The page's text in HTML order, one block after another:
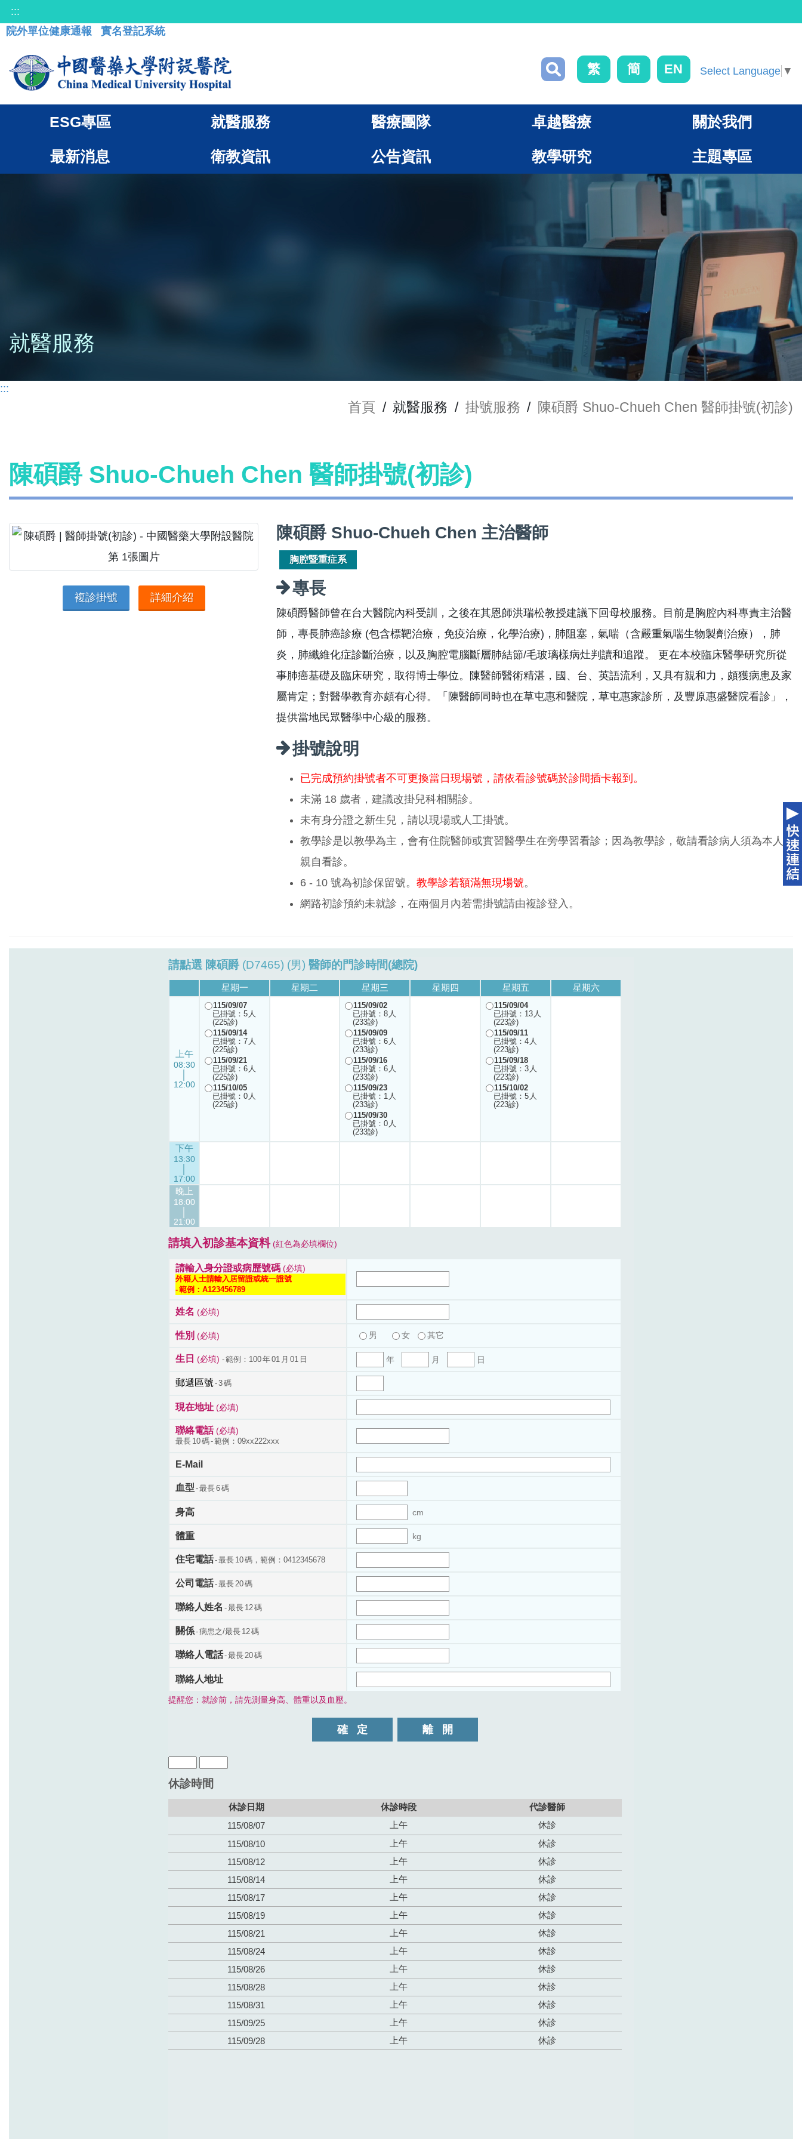
:::
院外單位健康通報
實名登記系統
繁 簡 EN Select Language ▼
ESG專區 就醫服務 醫療團隊 卓越醫療 關於我們
最新消息 衛教資訊 公告資訊 教學研究 主題專區
就醫服務
:::
首頁 / 就醫服務 / 掛號服務 / 陳碩爵 Shuo-Chueh Chen 醫師掛號(初診)
陳碩爵 Shuo-Chueh Chen 醫師掛號(初診)
複診掛號 詳細介紹
陳碩爵 Shuo-Chueh Chen 主治醫師
胸腔暨重症系
專長
陳碩爵醫師曾在台大醫院內科受訓，之後在其恩師洪瑞松教授建議下回母校服務。目前是胸腔內科專責主治醫
師，專長肺癌診療 (包含標靶治療，免疫治療，化學治療)，肺阻塞，氣喘（含嚴重氣喘生物製劑治療），肺
炎，肺纖維化症診斷治療，以及胸腔電腦斷層肺結節/毛玻璃樣病灶判讀和追蹤。 更在本校臨床醫學研究所從
事肺癌基礎及臨床研究，取得博士學位。陳醫師醫術精湛，國、台、英語流利，又具有親和力，頗獲病患及家
屬肯定；對醫學教育亦頗有心得。「陳醫師同時也在草屯惠和醫院，草屯惠家診所，及豐原惠盛醫院看診」，
提供當地民眾醫學中心級的服務。
掛號說明
已完成預約掛號者不可更換當日現場號，請依看診號碼於診間插卡報到。
未滿 18 歲者，建議改掛兒科相關診。
未有身分證之新生兒，請以現場或人工掛號。
教學診是以教學為主，會有住院醫師或實習醫學生在旁學習看診；因為教學診，敬請看診病人須為本人
親自看診。
6 - 10 號為初診保留號。 教學診若額滿無現場號。
網路初診預約未就診，在兩個月內若需掛號請由複診登入。